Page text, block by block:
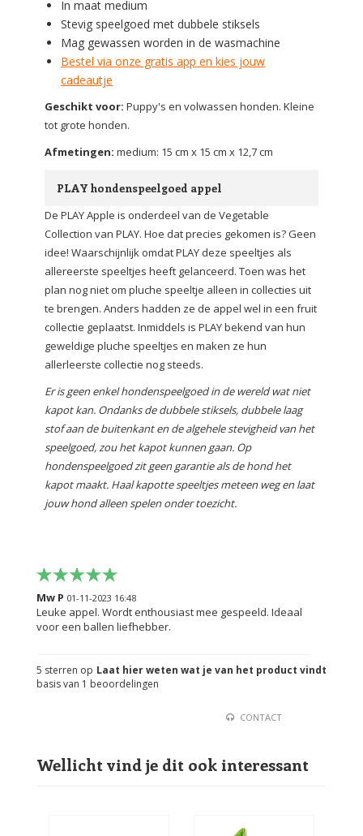
In maat medium
Stevig speelgoed met dubbele stiksels
Mag gewassen worden in de wasmachine
Bestel via onze gratis app en kies jouw
cadeautje
Geschikt voor: Puppy's en volwassen honden. Kleine
tot grote honden.
Afmetingen: medium: 15 cm x 15 cm x 12,7 cm
PLAY hondenspeelgoed appel
De PLAY Apple is onderdeel van de Vegetable
Collection van PLAY. Hoe dat precies gekomen is? Geen
idee! Waarschijnlijk omdat PLAY deze speeltjes als
allereerste speeltjes heeft gelanceerd. Toen was het
plan nog niet om pluche speeltje alleen in collecties uit
te brengen. Anders hadden ze de appel wel in een fruit
collectie geplaatst. Inmiddels is PLAY bekend van hun
geweldige pluche speeltjes en maken ze hun
allerleerste collectie nog steeds.
Er is geen enkel hondenspeelgoed in de wereld wat niet
kapot kan. Ondanks de dubbele stiksels, dubbele laag
stof aan de buitenkant en de algehele stevigheid van het
speelgoed, zou het kapot kunnen gaan. Op
hondenspeelgoed zit geen garantie als de hond het
kapot maakt. Haal kapotte speeltjes meteen weg en laat
jouw hond alleen spelen onder toezicht.
Mw P 01-11-2023 16:48
Leuke appel. Wordt enthousiast mee gespeeld. Ideaal
voor een ballen liefhebber.
Laat hier weten wat je van het product vindt
5 sterren op
basis van 1 beoordelingen
CONTACT
Wellicht vind je dit ook interessant